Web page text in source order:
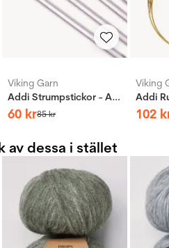
Viking Garn
Addi Strumpstickor - Aluminium
60 kr85kr
Viking
102
av dessa i stället